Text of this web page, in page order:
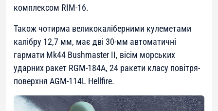
комплексом RIM-16.
Також чотирма великокаліберними кулеметами
калібру 12,7 мм, має дві 30-мм автоматичні
гармати Mk44 Bushmaster II, вісім морських
ударних ракет RGM-184A, 24 ракети класу повітря-
поверхня AGM-114L Hellfire.